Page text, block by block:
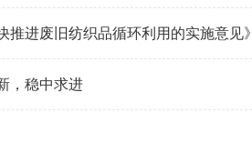
进废旧纺织品循环利用的实施意见》
，稳中求进